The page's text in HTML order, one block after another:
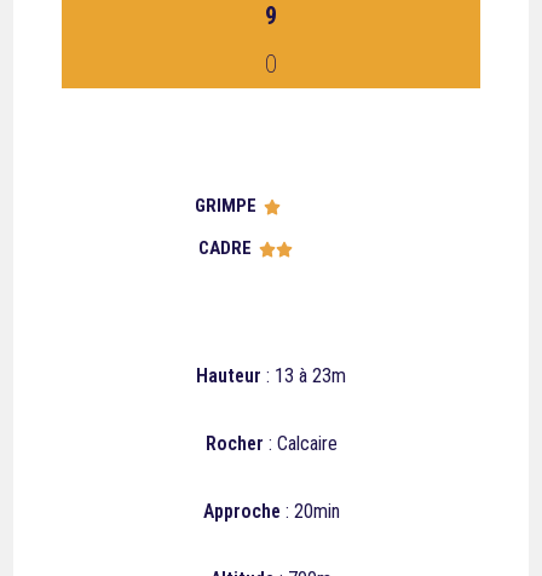
9
0
GRIMPE 
CADRE 
Hauteur : 13 à 23m
Rocher : Calcaire
Approche : 20min